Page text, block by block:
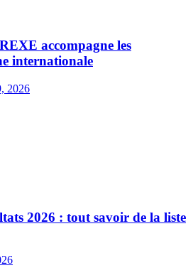
accompagne les
internationale
2026
2026 : tout savoir de la liste